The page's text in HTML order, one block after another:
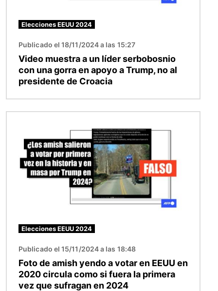
Elecciones EEUU 2024
Publicado el 18/11/2024 a las 15:27
Video muestra a un líder serbobosnio
con una gorra en apoyo a Trump, no al
presidente de Croacia
Elecciones EEUU 2024
Publicado el 15/11/2024 a las 18:48
Foto de amish yendo a votar en EEUU en
2020 circula como si fuera la primera
vez que sufragan en 2024